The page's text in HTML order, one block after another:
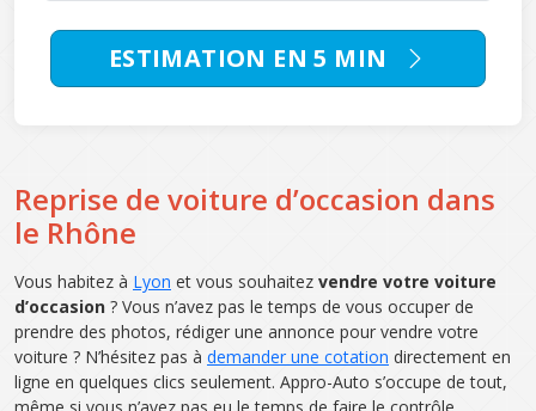
ESTIMATION EN 5 MIN
Reprise de voiture d’occasion dans
le Rhône
Vous habitez à Lyon et vous souhaitez vendre votre voiture
d’occasion ? Vous n’avez pas le temps de vous occuper de
prendre des photos, rédiger une annonce pour vendre votre
voiture ? N’hésitez pas à demander une cotation directement en
ligne en quelques clics seulement. Appro-Auto s’occupe de tout,